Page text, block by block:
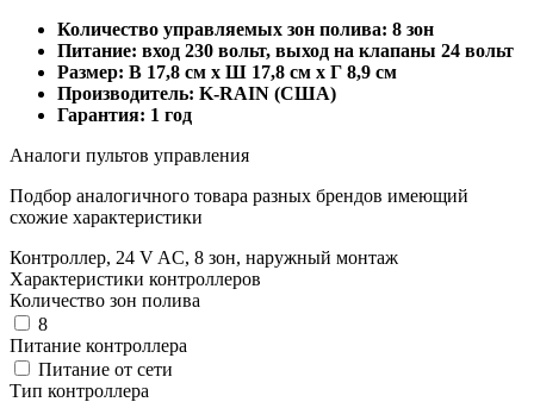
Количество управляемых зон полива: 8 зон
Питание: вход 230 вольт, выход на клапаны 24 вольт
Размер: В 17,8 см х Ш 17,8 см х Г 8,9 см
Производитель: K-RAIN (США)
Гарантия: 1 год
Аналоги пультов управления
Подбор аналогичного товара разных брендов имеющий
схожие характеристики
Контроллер, 24 V AC, 8 зон, наружный монтаж
Характеристики контроллеров
Количество зон полива
8
Питание контроллера
Питание от сети
Тип контроллера